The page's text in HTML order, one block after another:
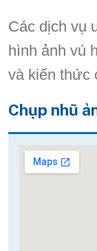
Các dịch vụ
hình ảnh vú
và kiến thức
Chụp nhũ